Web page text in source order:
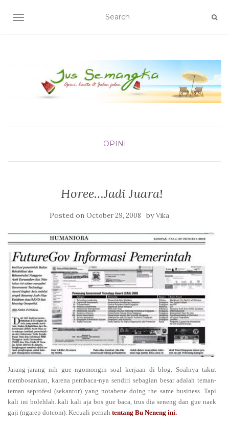
TOGGLE NAVIGATION
OPINI
Horee…Jadi Juara!
Posted on October 29, 2008 byVika
Jarang-jarang nih gue ngomongin soal kerjaan di blog. Soalnya takut
membosankan, karena pembaca-nya sendiri sebagian besar adalah teman-
teman seprofesi (sekantor) yang notabene doing the same business. Tapi
kali ini bolehlah..kali kali aja bos gue baca, trus dia seneng dan gue naek
gaji (ngarep dotcom). Kecuali pernah tentang Bu Neneng ini.